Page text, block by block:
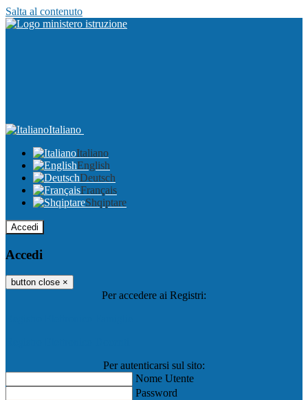
Salta al contenuto
Italiano
Italiano
English
Deutsch
Français
Shqiptare
Accedi
Accedi
button close ×
Per accedere ai Registri:
Per autenticarsi sul sito:
Nome Utente
Password